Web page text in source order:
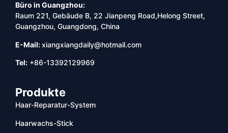
Büro in Guangzhou:
Raum 221, Gebäude B, 22 Jianpeng Road,Helong Street,
Guangzhou, Guangdong, China
E-Mail:xiangxiangdaily@hotmail.com
Tel: +86-13392129969
Produkte
Haar-Reparatur-System
Haarwachs-Stick